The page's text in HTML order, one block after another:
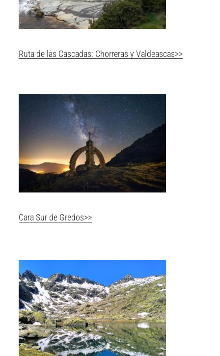
Ruta de las Cascadas: Chorreras y Valdeascas>>
Cara Sur de Gredos>>